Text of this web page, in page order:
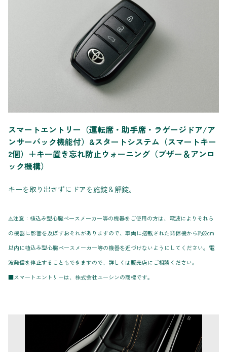
スマートエントリー（運転席・助手席・ラゲージドア/ア
ンサーバック機能付）&スタートシステム（スマートキー
2個）＋キー置き忘れ防止ウォーニング（ブザー＆アンロ
ック機構）
キーを取り出さずにドアを施錠＆解錠。
⚠注意：植込み型心臓ペースメーカー等の機器をご使用の方は、電波によりそれら
の機器に影響を及ぼすおそれがありますので、車両に搭載された発信機から約22cm
以内に植込み型心臓ペースメーカー等の機器を近づけないようにしてください。電
波発信を停止することもできますので、詳しくは販売店にご相談ください。
■スマートエントリーは、株式会社ユーシンの商標です。